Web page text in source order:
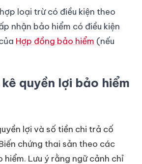
loại trừ có điều kiện theo
nhận bảo hiểm có điều kiện
Hợp đồng bảo hiểm (nếu
quyền lợi bảo hiểm
lợi và số tiền chi trả cố
chứng thai sản theo các
hiểm. Lưu ý rằng ngữ cảnh chỉ